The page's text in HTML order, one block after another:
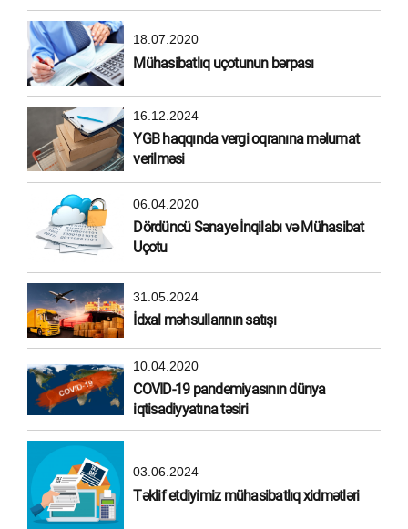
18.07.2020
Mühasibatlıq uçotunun bərpası
16.12.2024
YGB haqqında vergi oqranına məlumat
verilməsi
06.04.2020
Dördüncü Sənaye İnqilabı və Mühasibat
Uçotu
31.05.2024
İdxal məhsullarının satışı
10.04.2020
COVID-19 pandemiyasının dünya
iqtisadiyyatına təsiri
03.06.2024
Təklif etdiyimiz mühasibatlıq xidmətləri